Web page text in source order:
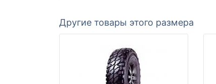
Другие товары этого размера